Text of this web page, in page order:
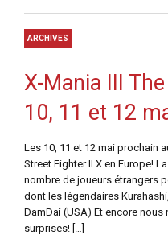
ARCHIVES
X-Mania III
10, 11 et 12
Les 10, 11 et 12 mai prochain
Street Fighter II X en Europe!
nombre de joueurs étrangers
dont les légendaires
DamDai (USA) Et encore
surprises! […]